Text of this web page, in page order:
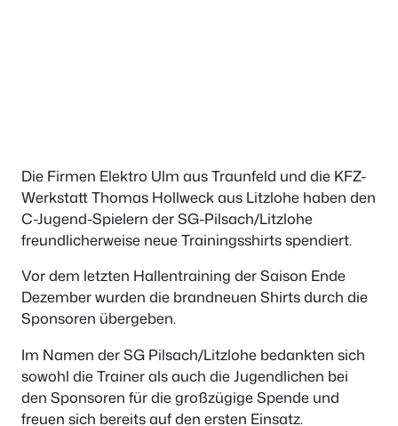
Die Firmen Elektro Ulm aus Traunfeld und die KFZ-
Werkstatt Thomas Hollweck aus Litzlohe haben den
C-Jugend-Spielern der SG-Pilsach/Litzlohe
freundlicherweise neue Trainingsshirts spendiert.
Vor dem letzten Hallentraining der Saison Ende
Dezember wurden die brandneuen Shirts durch die
Sponsoren übergeben.
Im Namen der SG Pilsach/Litzlohe bedankten sich
sowohl die Trainer als auch die Jugendlichen bei
den Sponsoren für die großzügige Spende und
freuen sich bereits auf den ersten Einsatz.